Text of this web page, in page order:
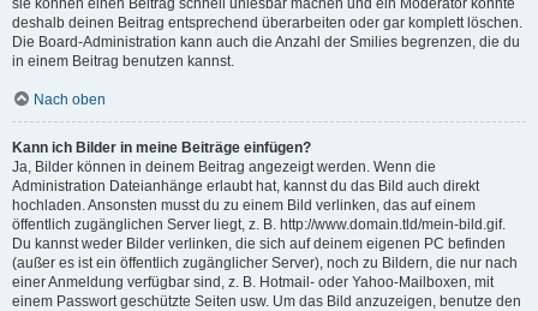
sie können einen Beitrag schnell unlesbar machen und ein Moderator könnte
deshalb deinen Beitrag entsprechend überarbeiten oder gar komplett löschen.
Die Board-Administration kann auch die Anzahl der Smilies begrenzen, die du
in einem Beitrag benutzen kannst.
Nach oben
Kann ich Bilder in meine Beiträge einfügen?
Ja, Bilder können in deinem Beitrag angezeigt werden. Wenn die
Administration Dateianhänge erlaubt hat, kannst du das Bild auch direkt
hochladen. Ansonsten musst du zu einem Bild verlinken, das auf einem
öffentlich zugänglichen Server liegt, z. B. http://www.domain.tld/mein-bild.gif.
Du kannst weder Bilder verlinken, die sich auf deinem eigenen PC befinden
(außer es ist ein öffentlich zugänglicher Server), noch zu Bildern, die nur nach
einer Anmeldung verfügbar sind, z. B. Hotmail- oder Yahoo-Mailboxen, mit
einem Passwort geschützte Seiten usw. Um das Bild anzuzeigen, benutze den